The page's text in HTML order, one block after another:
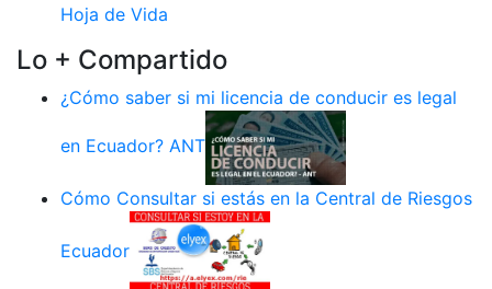
Hoja de Vida
Lo + Compartido
¿Cómo saber si mi licencia de conducir es legal
en Ecuador? ANT
Cómo Consultar si estás en la Central de Riesgos
Ecuador